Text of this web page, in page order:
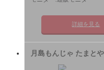
詳細を見る
月島もんじゃ たまと